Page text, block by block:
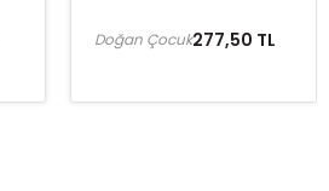
277,50 TL
Doğan Çocuk